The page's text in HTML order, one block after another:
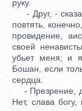
руку.
- Друг, -
повтять,
провидение,
своей
убьет меня; и
Бошан, если
сердца.
- Презрение,
Нет, слава